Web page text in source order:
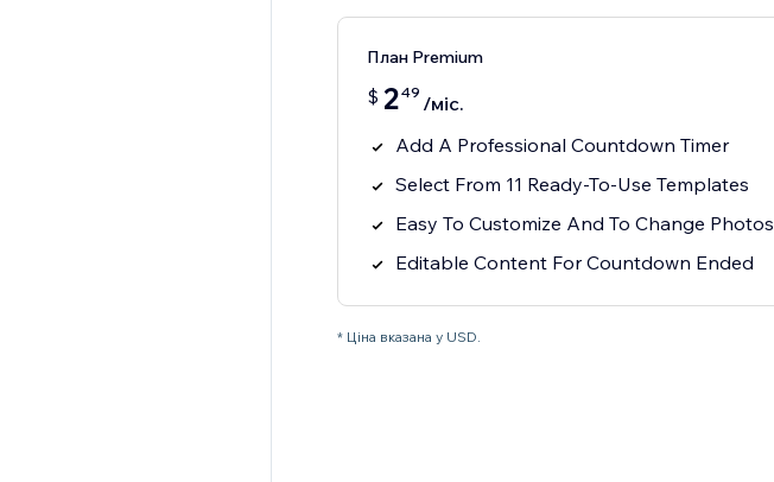
План Premium
$ 249 /міс.
Add A Professional Countdown Timer
Select From 11 Ready-To-Use Templates
Easy To Customize And To Change Photos
Editable Content For Countdown Ended
* Ціна вказана у USD.